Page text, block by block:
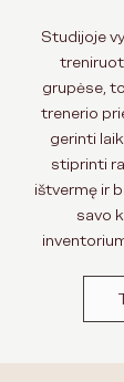
Studijoje
grupėse,
trenerio
gerinti
stiprinti
ištvermę ir
savo